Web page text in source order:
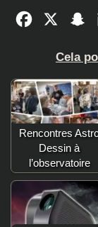
Facebook
Cela
Rencontres
Dessin à
l’observatoire